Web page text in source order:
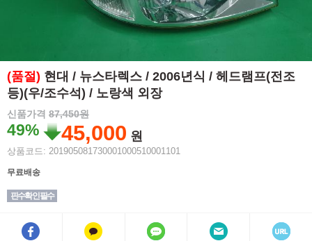
(품절) 현대 / 뉴스타렉스 / 2006년식 / 헤드램프(전조
등)(우/조수석) / 노랑색 외장
신품가격 87,450원
49% 45,000 원
상품코드: 201905081730001000510001101
무료배송
핀수확인 필수